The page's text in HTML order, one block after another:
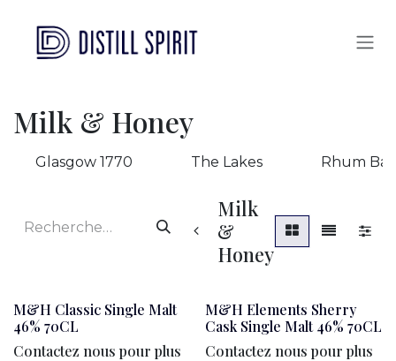
Milk & Honey
Glasgow 1770 The Lakes Rhum
Milk
&
Honey
M&H Classic Single Malt
46% 70CL
Contactez nous pour plus
M&H Elements Sherry
Cask Single Malt 46% 70CL
Contactez nous pour plus